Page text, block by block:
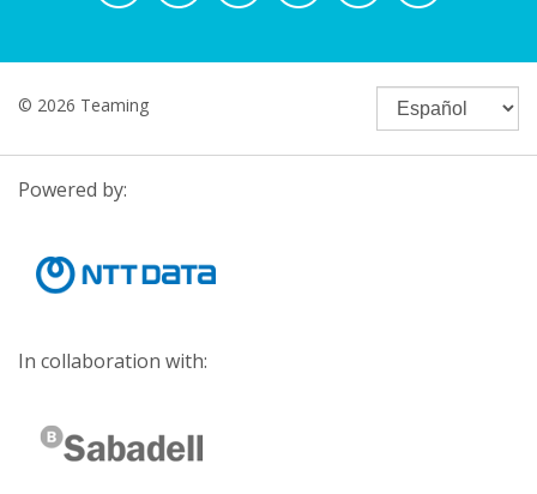
© 2026 Teaming
Powered by:
In collaboration with: